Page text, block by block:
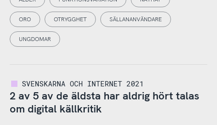
ORO OTRYGGHET SÄLLANANVÄNDARE
UNGDOMAR
SVENSKARNA OCH INTERNET 2021
2 av 5 av de äldsta har aldrig hört talas
om digital källkritik